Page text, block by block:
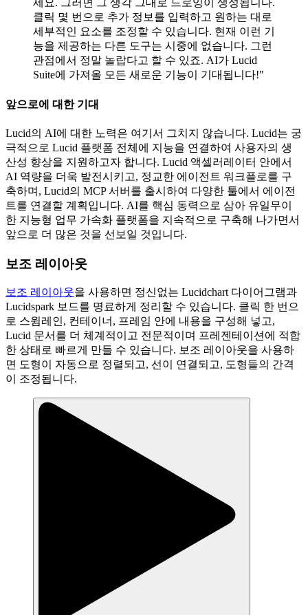
세요. 그러면 그 생각 그대로 드로잉이 생성됩니다.
클릭 몇 번으로 추가 정보를 입력하고 원하는 대로
세부적인 요소를 조정할 수 있습니다. 현재 이런 기
능을 제공하는 다른 도구는 시중에 없습니다. 그런
관점에서 정말 놀랍다고 할 수 있죠. AI가 Lucid
Suite에 가져올 모든 새로운 기능이 기대됩니다!"
앞으로에 대한 기대
Lucid의 AI에 대한 노력은 여기서 그치지 않습니다. Lucid는 궁
극적으로 Lucid 플랫폼 전체에 지능을 연결하여 사용자의 생
산성 향상을 지원하고자 합니다. Lucid 액셀러레이터 안에서
AI 역량을 더욱 발전시키고, 정교한 에이전트 워크플로를 구
축하며, Lucid의 MCP 서버를 출시하여 다양한 툴에서 에이전
트를 연결할 계획입니다. AI를 핵심 동력으로 삼아 유일무이
한 지능형 업무 가속화 플랫폼을 지속적으로 구축해 나가면서
앞으로 더 많은 것을 선보일 것입니다.
보조 레이아웃
보조 레이아웃을 사용하면 정신없는 Lucidchart 다이어그램과
Lucidspark 보드를 명료하게 정리할 수 있습니다. 클릭 한 번으
로 스윔레인, 컨테이너, 프레임 안에 내용을 구성해 넣고,
Lucid 문서를 더 체계적이고 전문적이며 프레젠테이션에 적합
한 상태로 빠르게 만들 수 있습니다. 보조 레이아웃을 사용하
면 도형이 자동으로 정렬되고, 선이 연결되고, 도형들의 간격
이 조정됩니다.